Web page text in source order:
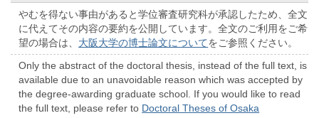
やむを得ない事由があると学位審査研究科が承認したため、全文
に代えてその内容の要約を公開しています。全文のご利用をご希
望の場合は、 大阪大学の博士論文についてをご参照ください。
Only the abstract of the doctoral thesis, instead of the full text, is
available due to an unavoidable reason which was accepted by
the degree-awarding graduate school. If you would like to read
the full text, please refer to Doctoral Theses of Osaka